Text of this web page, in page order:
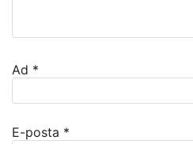
Ad *
E-posta *